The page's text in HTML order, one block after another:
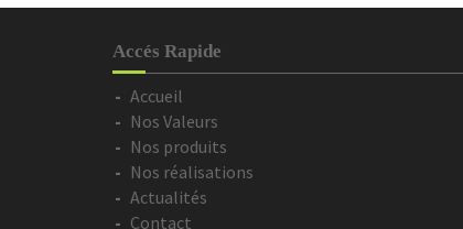
Accés Rapide
Accueil
Nos Valeurs
Nos produits
Nos réalisations
Actualités
Contact